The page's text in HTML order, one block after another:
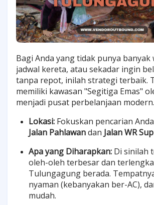
Bagi Anda yang tidak punya
jadwal kereta, atau sekadar ingin
tanpa repot, inilah strategi terbaik.
memiliki kawasan "Segitiga Emas"
menjadi pusat perbelanjaan modern.
Lokasi: Fokuskan pencarian
Jalan Pahlawandan Jalan WR
Apa yang Diharapkan: Di sinilah
oleh-oleh terbesar dan
Tulungagung berada.
nyaman (kebanyakan ber-AC),
mudah.